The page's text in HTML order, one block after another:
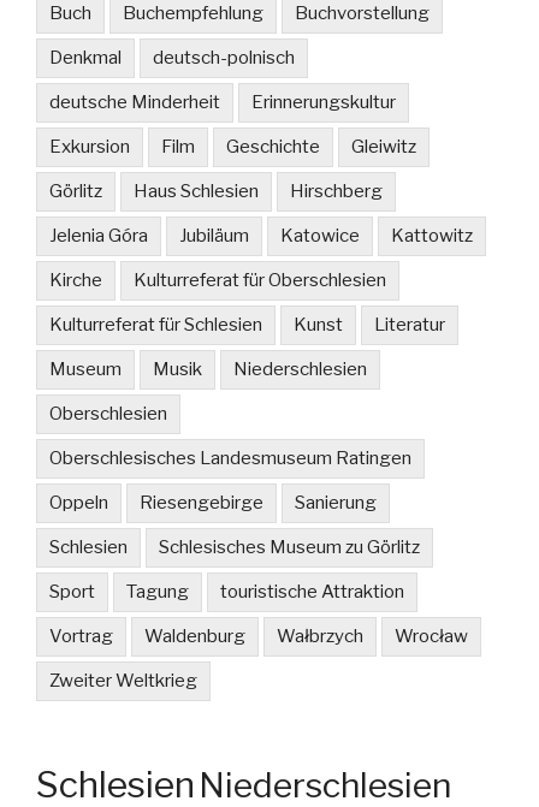
Buch Buchempfehlung Buchvorstellung
Denkmal deutsch-polnisch
deutsche Minderheit Erinnerungskultur
Exkursion Film Geschichte Gleiwitz
Görlitz Haus Schlesien Hirschberg
Jelenia Góra Jubiläum Katowice Kattowitz
Kirche Kulturreferat für Oberschlesien
Kulturreferat für Schlesien Kunst Literatur
Museum Musik Niederschlesien
Oberschlesien
Oberschlesisches Landesmuseum Ratingen
Oppeln Riesengebirge Sanierung
Schlesien Schlesisches Museum zu Görlitz
Sport Tagung touristische Attraktion
Vortrag Waldenburg Wałbrzych Wrocław
Zweiter Weltkrieg
Schlesien Niederschlesien